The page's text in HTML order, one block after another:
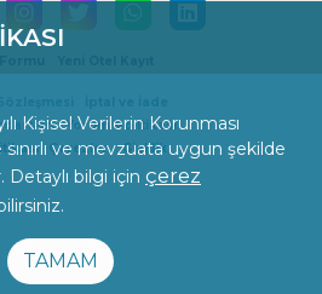
Kişisel Verilerin Korunması
ve mevzuata uygun şekilde
Detaylı bilgi için çerez
TAMAM
Yorum Politikası
Çerezler Gizlilik